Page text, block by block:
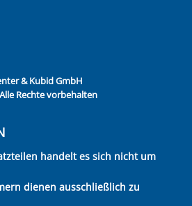
& Kubid GmbH
Rechte vorbehalten
handelt es sich nicht um
dienen ausschließlich zu